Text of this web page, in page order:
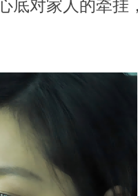
底对家人的牵